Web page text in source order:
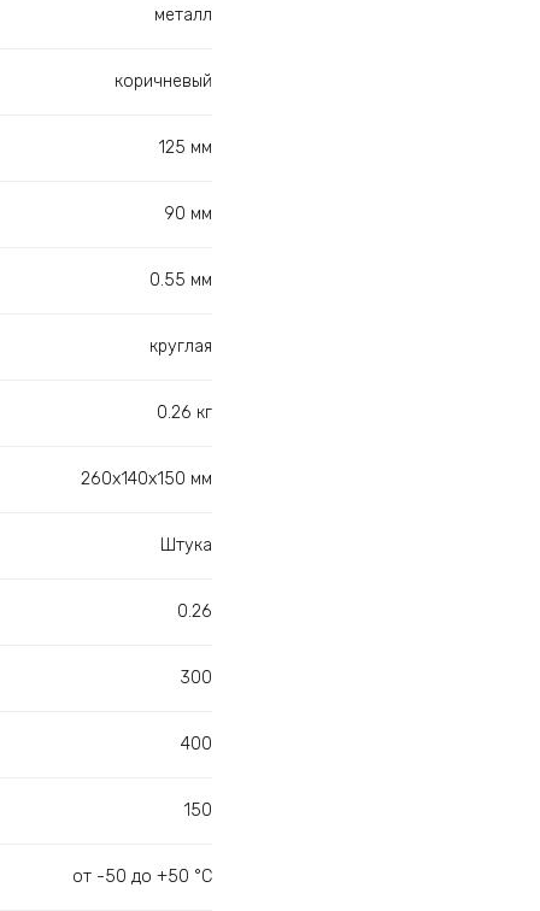
металл
коричневый
125 мм
90 мм
0.55 мм
круглая
0.26 кг
260х140х150 мм
Штука
0.26
300
400
150
от -50 до +50 °С